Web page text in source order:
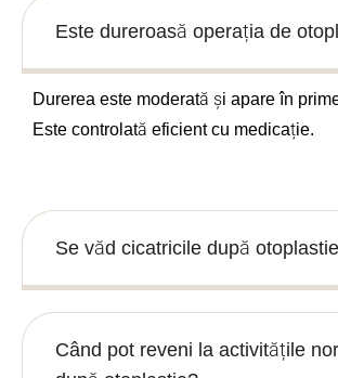
Este dureroasă operația de
Durerea este moderată și apare în
Este controlată eficient cu medicație.
Se văd cicatricile după
Când pot reveni la activitățile